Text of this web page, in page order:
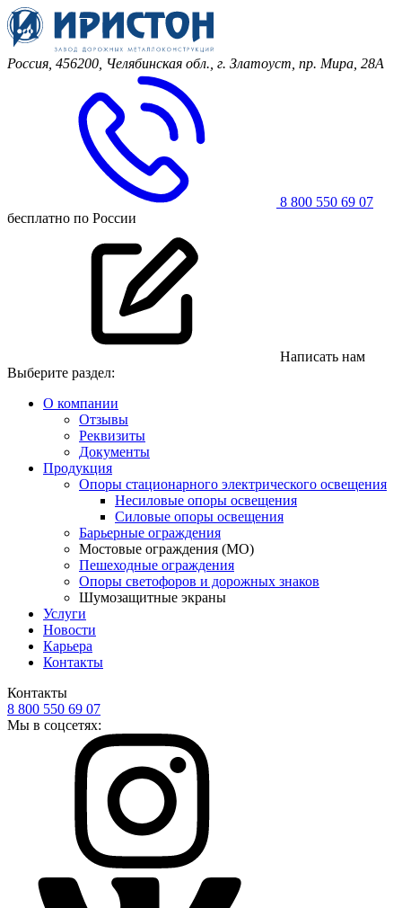
Россия, 456200, Челябинская обл., г. Златоуст, пр. Мира, 28А
8 800 550 69 07
бесплатно по России
Написать нам
Выберите раздел:
О компании
Отзывы
Реквизиты
Документы
Продукция
Опоры стационарного электрического освещения
Несиловые опоры освещения
Силовые опоры освещения
Барьерные ограждения
Мостовые ограждения (МО)
Пешеходные ограждения
Опоры светофоров и дорожных знаков
Шумозащитные экраны
Услуги
Новости
Карьера
Контакты
Контакты
8 800 550 69 07
Мы в соцсетях: